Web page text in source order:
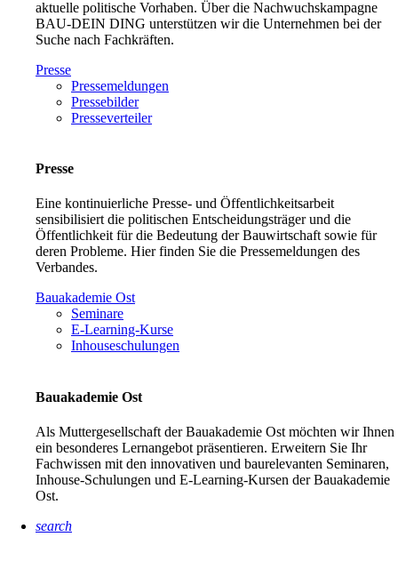
aktuelle politische Vorhaben. Über die Nachwuchskampagne
BAU-DEIN DING unterstützen wir die Unternehmen bei der
Suche nach Fachkräften.
Presse
Pressemeldungen
Pressebilder
Presseverteiler
Presse
Eine kontinuierliche Presse- und Öffentlichkeitsarbeit
sensibilisiert die politischen Entscheidungsträger und die
Öffentlichkeit für die Bedeutung der Bauwirtschaft sowie für
deren Probleme. Hier finden Sie die Pressemeldungen des
Verbandes.
Bauakademie Ost
Seminare
E-Learning-Kurse
Inhouseschulungen
Bauakademie Ost
Als Muttergesellschaft der Bauakademie Ost möchten wir Ihnen
ein besonderes Lernangebot präsentieren. Erweitern Sie Ihr
Fachwissen mit den innovativen und baurelevanten Seminaren,
Inhouse-Schulungen und E-Learning-Kursen der Bauakademie
Ost.
search